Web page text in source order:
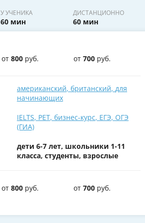
У УЧЕНИКА
60 мин
ДИСТАНЦИОННО
60 мин
от 800 руб. от 700 руб.
американский, британский, для
начинающих
IELTS, PET, бизнес-курс, ЕГЭ, ОГЭ
(ГИА)
дети 6-7 лет, школьники 1-11
класса, студенты, взрослые
от 800 руб. от 700 руб.